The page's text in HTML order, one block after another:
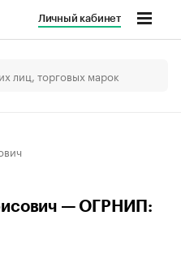
Личный кабинет
— ОГРНИП: